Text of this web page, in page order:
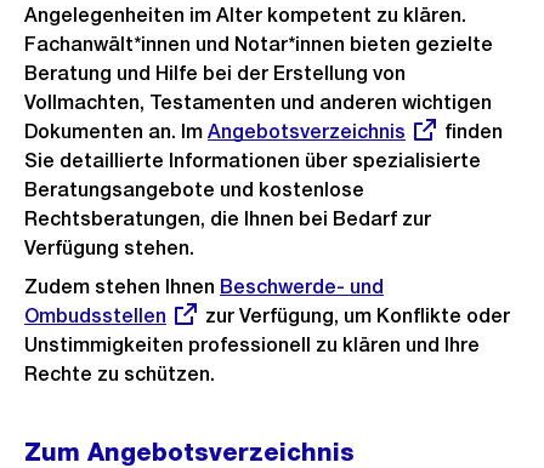
Angelegenheiten im Alter kompetent zu klären.
Fachanwält*innen und Notar*innen bieten gezielte
Beratung und Hilfe bei der Erstellung von
Vollmachten, Testamenten und anderen wichtigen
Dokumenten an. Im Externer
Link:
Angebotsverzeichnis
finden
Sie detaillierte Informationen über spezialisierte
Beratungsangebote und kostenlose
Rechtsberatungen, die Ihnen bei Bedarf zur
Verfügung stehen.
Zudem stehen Ihnen Externer
Link:
Beschwerde- und
Ombudsstellen
zur Verfügung, um Konflikte oder
Unstimmigkeiten professionell zu klären und Ihre
Rechte zu schützen.
Zum Angebotsverzeichnis